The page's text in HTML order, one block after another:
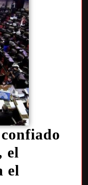
el
el